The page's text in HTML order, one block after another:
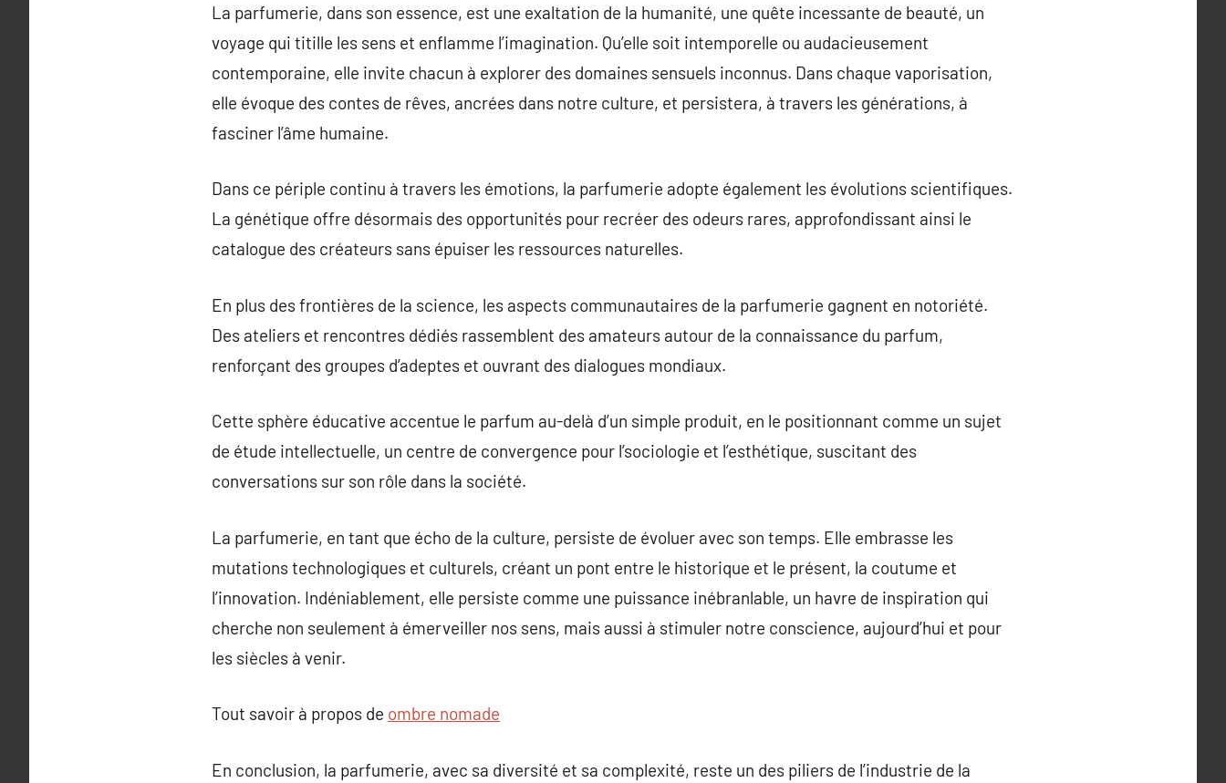
La parfumerie, dans son essence, est une exaltation de la humanité, une quête incessante de beauté, un
voyage qui titille les sens et enflamme l’imagination. Qu’elle soit intemporelle ou audacieusement
contemporaine, elle invite chacun à explorer des domaines sensuels inconnus. Dans chaque vaporisation,
elle évoque des contes de rêves, ancrées dans notre culture, et persistera, à travers les générations, à
fasciner l’âme humaine.
Dans ce périple continu à travers les émotions, la parfumerie adopte également les évolutions scientifiques.
La génétique offre désormais des opportunités pour recréer des odeurs rares, approfondissant ainsi le
catalogue des créateurs sans épuiser les ressources naturelles.
En plus des frontières de la science, les aspects communautaires de la parfumerie gagnent en notoriété.
Des ateliers et rencontres dédiés rassemblent des amateurs autour de la connaissance du parfum,
renforçant des groupes d’adeptes et ouvrant des dialogues mondiaux.
Cette sphère éducative accentue le parfum au-delà d’un simple produit, en le positionnant comme un sujet
de étude intellectuelle, un centre de convergence pour l’sociologie et l’esthétique, suscitant des
conversations sur son rôle dans la société.
La parfumerie, en tant que écho de la culture, persiste de évoluer avec son temps. Elle embrasse les
mutations technologiques et culturels, créant un pont entre le historique et le présent, la coutume et
l’innovation. Indéniablement, elle persiste comme une puissance inébranlable, un havre de inspiration qui
cherche non seulement à émerveiller nos sens, mais aussi à stimuler notre conscience, aujourd’hui et pour
les siècles à venir.
Tout savoir à propos de ombre nomade
En conclusion, la parfumerie, avec sa diversité et sa complexité, reste un des piliers de l’industrie de la